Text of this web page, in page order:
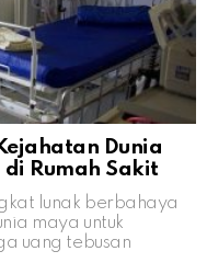
Dunia
Rumah Sakit
lunak berbahaya
maya untuk
uang tebusan